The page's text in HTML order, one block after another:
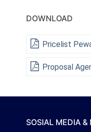
DOWNLOAD
Pricelist
Proposal
SOSIAL MEDIA &